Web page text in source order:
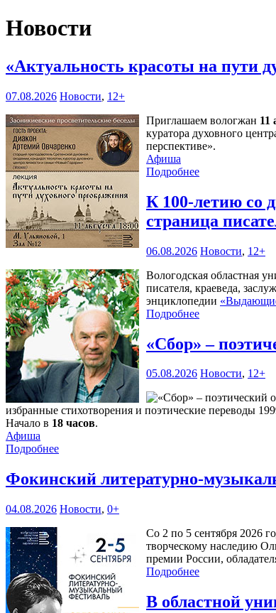
Новости
«Актуальность красоты на пути
07.08.2026 Новости, 12+
Приглашаем вологжан 11
куратора духовного
перспективе».
Афиша
Подробнее
К 100-летию со
страница
06.08.2026 Новости, 12+
Вологодская областная
писателя, краеведа,
энциклопедии
Подробнее
«Сбор» –
05.08.2026 Новости, 12+
избранные стихотворения и поэтические переводы
Начало в 18 часов.
Афиша
Подробнее
Фокинский литературно-
04.08.2026 Новости, 0+
Со 2 по 5 сентября 2026
творческому наследию
премии России,
Подробнее
В областной